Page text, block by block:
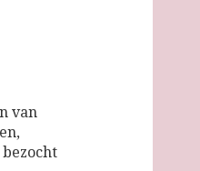
van